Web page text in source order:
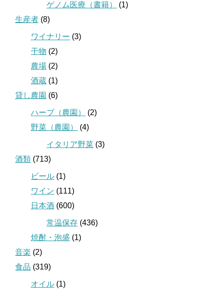
ゲノム医療（書籍）
(1)
生産者 (8)
ワイナリー (3)
干物 (2)
農場 (2)
酒蔵 (1)
貸し農園 (6)
ハーブ（農園）
(2)
野菜（農園）
(4)
イタリア野菜 (3)
酒類 (713)
ビール (1)
ワイン (111)
日本酒 (600)
常温保存 (436)
焼酎・泡盛 (1)
音楽 (2)
食品 (319)
オイル (1)